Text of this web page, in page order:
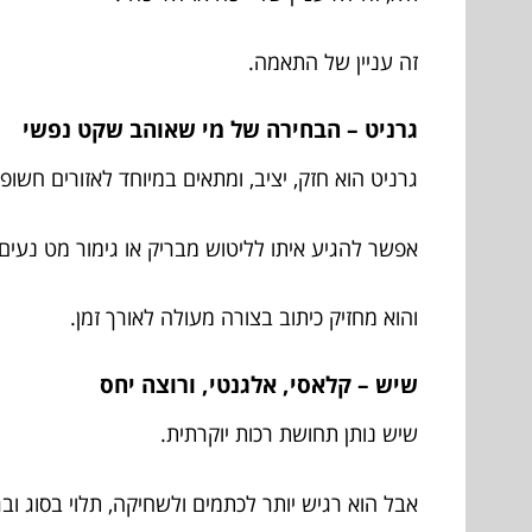
זה עניין של התאמה.
גרניט – הבחירה של מי שאוהב שקט נפשי
גרניט הוא חזק, יציב, ומתאים במיוחד לאזורים
אפשר להגיע איתו לליטוש מבריק או גימור מט
והוא מחזיק כיתוב בצורה מעולה לאורך זמן.
שיש – קלאסי, אלגנטי, ורוצה יחס
שיש נותן תחושת רכות יוקרתית.
אבל הוא רגיש יותר לכתמים ולשחיקה, תלוי בסוג